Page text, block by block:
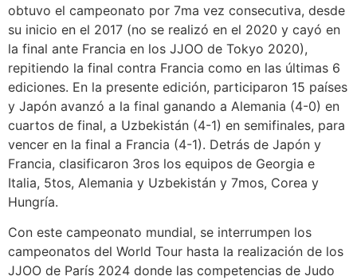
obtuvo el campeonato por 7ma vez consecutiva, desde
su inicio en el 2017 (no se realizó en el 2020 y cayó en
la final ante Francia en los JJOO de Tokyo 2020),
repitiendo la final contra Francia como en las últimas 6
ediciones. En la presente edición, participaron 15 países
y Japón avanzó a la final ganando a Alemania (4-0) en
cuartos de final, a Uzbekistán (4-1) en semifinales, para
vencer en la final a Francia (4-1). Detrás de Japón y
Francia, clasificaron 3ros los equipos de Georgia e
Italia, 5tos, Alemania y Uzbekistán y 7mos, Corea y
Hungría.
Con este campeonato mundial, se interrumpen los
campeonatos del World Tour hasta la realización de los
JJOO de París 2024 donde las competencias de Judo